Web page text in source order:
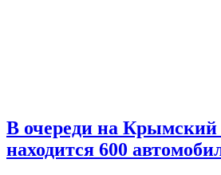
В очереди на Крымский
находится 600